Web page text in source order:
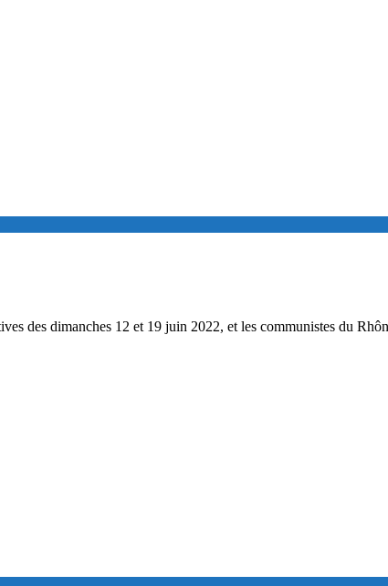
des dimanches 12 et 19 juin 2022, et les communistes du